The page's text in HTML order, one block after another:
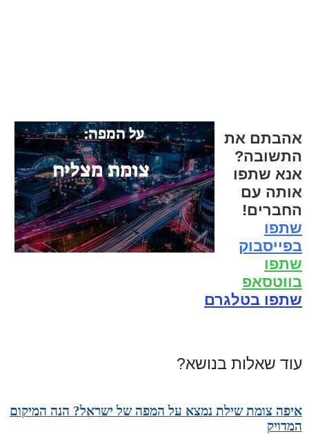
אהבתם את
התשובה?
אנא שתפו
אותה עם
החברים!
שתפו
בפייסבוק
שתפו
בווטסאפ
שתפו בטלגרם
עוד שאלות בנושא?
איפה צומת שילת נמצא על המפה של ישראל? הנה המיקום
המדויק